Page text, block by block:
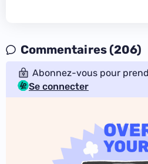
Commentaires (206)
Abonnez-vous pour
Se connecter